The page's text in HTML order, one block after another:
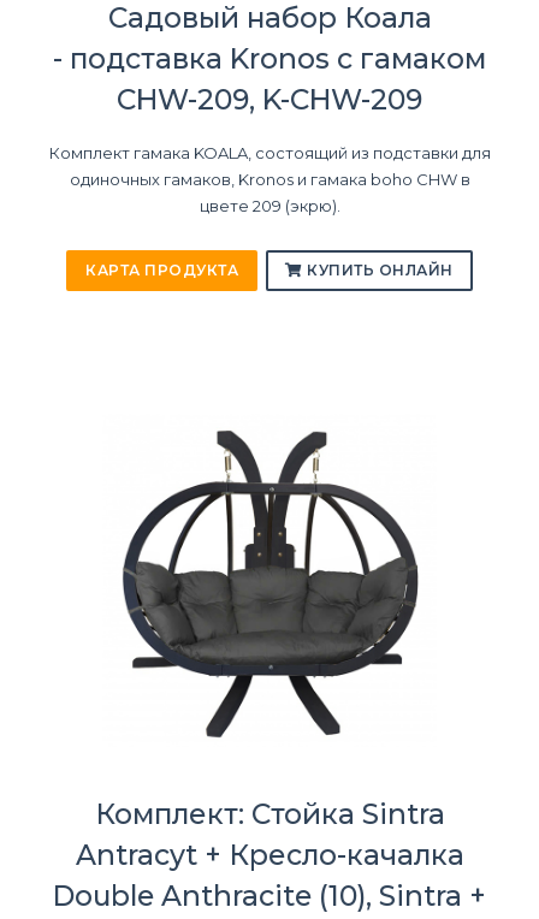
Садовый набор Коала
- подставка Kronos с гамаком
CHW-209, K-CHW-209
Комплект гамака KOALA, состоящий из подставки для
одиночных гамаков, Kronos и гамака boho CHW в
цвете 209 (экрю).
КАРТА ПРОДУКТА КУПИТЬ ОНЛАЙН
Комплект: Стойка Sintra
Antracyt + Кресло-качалка
Double Anthracite (10), Sintra +